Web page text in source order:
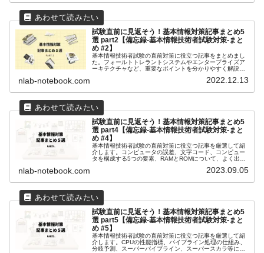
試験直前に見返そう！基本情報対策記事まとめ5
選 part2【備忘録-基本情報技術者試験対策-まと
め #2】
基本情報技術者試験の直前対策に役立つ記事をまとめまし
た。フォールトトレラントシステムやエンタープライズア
ーキテクチャなど、重要なポイントを分かりやすく解説し
ように、ぜひブックマークしておいてください！
nlab-notebook.com 2022.12.13
試験直前に見返そう！基本情報対策記事まとめ5
選 part4【備忘録-基本情報技術者試験対策-まと
め #4】
基本情報技術者試験の直前対策に役立つ記事を厳選して紹
介します。コンピュータの誤差、文字コード、コンピュー
タを構成する5つの要素、RAMとROMについて、よく出る
試験会場への移動中に見返して、合格に近づきましょう！
nlab-notebook.com 2023.09.05
試験直前に見返そう！基本情報対策記事まとめ5
選 part5【備忘録-基本情報技術者試験対策-まと
め #5】
基本情報技術者試験の直前対策に役立つ記事を厳選して紹
介します。CPUの性能指標、パイプライン処理の仕組み、
分岐予測、スーパーパイプライン、スーパースカラ等につ